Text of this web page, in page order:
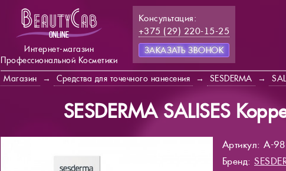
Интернет-магазин
Профессиональной Косметики
Консультация:
+375 (29) 220-15-25
ЗАКАЗАТЬ ЗВОНОК
Магазин → Средства для точечного нанесения → SESDERMA →
SESDERMA SALISES
Артикул: A-98
Бренд: